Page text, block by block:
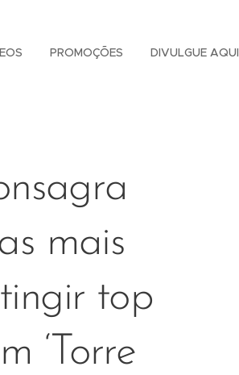
PROMOÇÕES DIVULGUE AQUI
mais
top
‘Torre